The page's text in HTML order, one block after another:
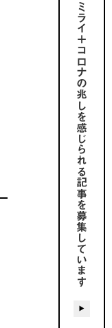
ミライ＋コロナの兆しを感じられる記事を
募集しています